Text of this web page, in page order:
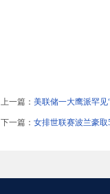
上一篇：美联储一大鹰派罕
下一篇：女排世联赛波兰豪